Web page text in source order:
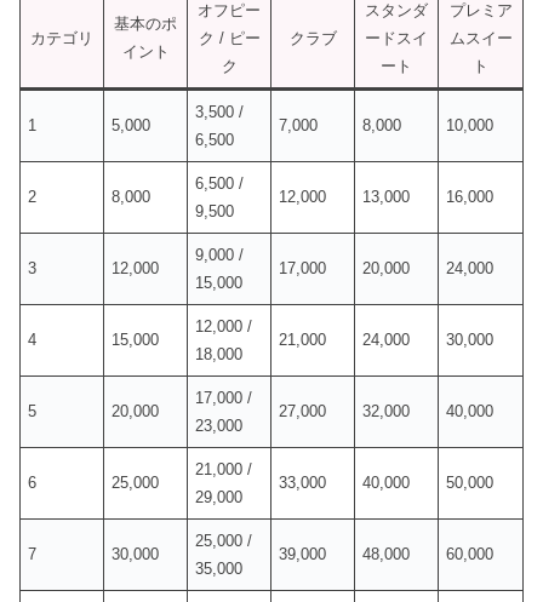
カテゴリ
基本のポ
イント
オフピー
ク / ピー
ク
クラブ
スタンダ
ードスイ
ート
プレミア
ムスイー
ト
1 5,000
3,500 /
6,500
7,000 8,000 10,000
2 8,000
6,500 /
9,500
12,000 13,000 16,000
3 12,000
9,000 /
15,000
17,000 20,000 24,000
4 15,000
12,000 /
18,000
21,000 24,000 30,000
5 20,000
17,000 /
23,000
27,000 32,000 40,000
6 25,000
21,000 /
29,000
33,000 40,000 50,000
7 30,000
25,000 /
35,000
39,000 48,000 60,000